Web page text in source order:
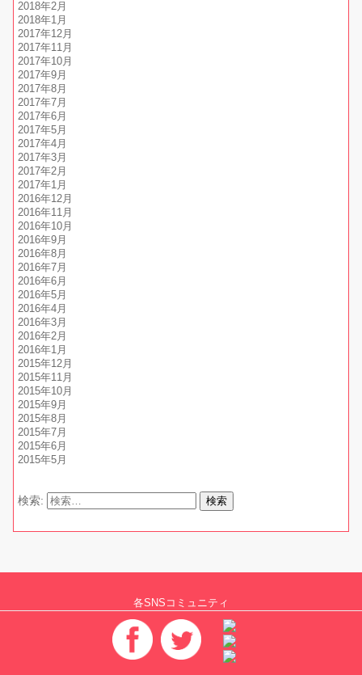
2018年2月
2018年1月
2017年12月
2017年11月
2017年10月
2017年9月
2017年8月
2017年7月
2017年6月
2017年5月
2017年4月
2017年3月
2017年2月
2017年1月
2016年12月
2016年11月
2016年10月
2016年9月
2016年8月
2016年7月
2016年6月
2016年5月
2016年4月
2016年3月
2016年2月
2016年1月
2015年12月
2015年11月
2015年10月
2015年9月
2015年8月
2015年7月
2015年6月
2015年5月
検索:
各SNSコミュニティ